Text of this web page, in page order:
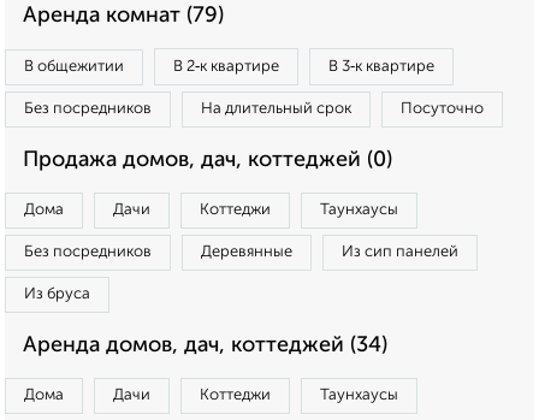
Аренда комнат (79)
В общежитии В 2‑к квартире В 3‑к квартире
Без посредников На длительный срок Посуточно
Продажа домов, дач, коттеджей (0)
Дома Дачи Коттеджи Таунхаусы
Без посредников Деревянные Из сип панелей
Из бруса
Аренда домов, дач, коттеджей (34)
Дома Дачи Коттеджи Таунхаусы